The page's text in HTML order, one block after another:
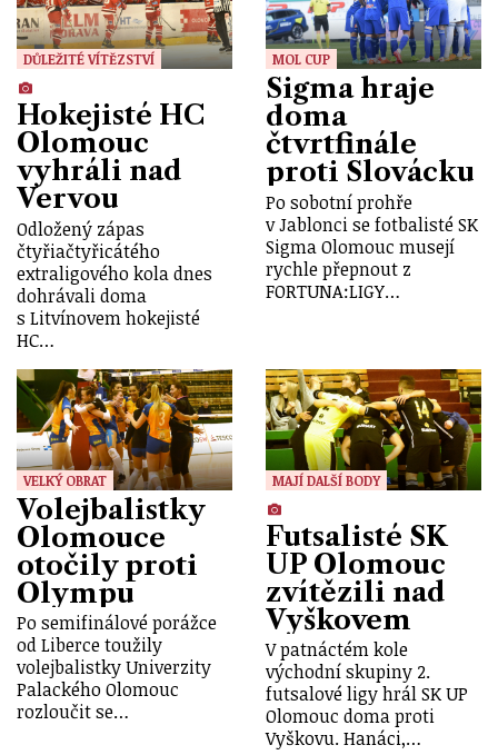
DŮLEŽITÉ VÍTĚZSTVÍ
Hokejisté HC
Olomouc
vyhráli nad
Vervou
Odložený zápas
čtyřiačtyřicátého
extraligového kola dnes
dohrávali doma
s Litvínovem hokejisté
HC…
MOL CUP
Sigma hraje
doma
čtvrtfinále
proti Slovácku
Po sobotní prohře
v Jablonci se fotbalisté SK
Sigma Olomouc musejí
rychle přepnout z
FORTUNA:LIGY…
VELKÝ OBRAT
Volejbalistky
Olomouce
otočily proti
Olympu
Po semifinálové porážce
od Liberce toužily
volejbalistky Univerzity
Palackého Olomouc
rozloučit se…
MAJÍ DALŠÍ BODY
Futsalisté SK
UP Olomouc
zvítězili nad
Vyškovem
V patnáctém kole
východní skupiny 2.
futsalové ligy hrál SK UP
Olomouc doma proti
Vyškovu. Hanáci,…